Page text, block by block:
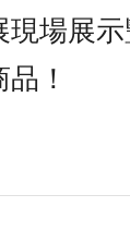
現場展
！